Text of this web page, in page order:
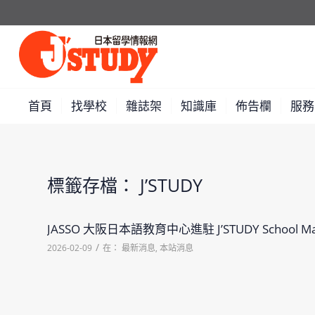
首頁 找學校 雜誌架 知識庫 佈告欄 服
標籤存檔： J’STUDY
JASSO 大阪日本語教育中心進駐 J’STUDY School
2026-02-09 / 在： 最新消息, 本站消息